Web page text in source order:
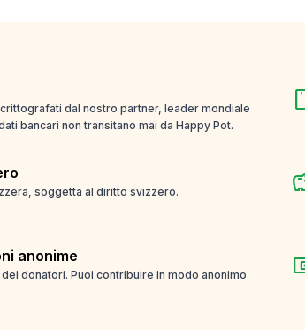
dal nostro partner, leader mondiale
bancari non transitano mai da Happy Pot.
soggetta al diritto svizzero.
anonime
donatori. Puoi contribuire in modo anonimo